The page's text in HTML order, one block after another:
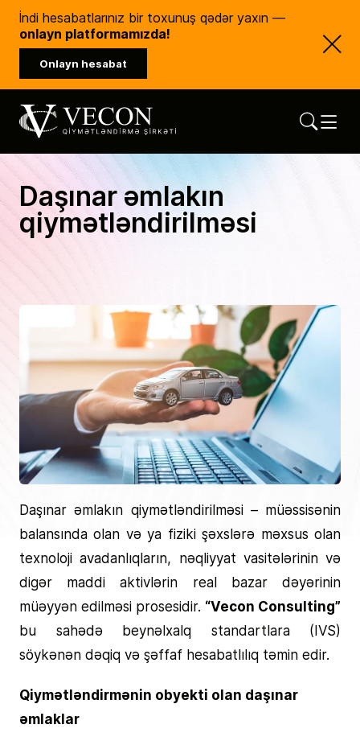
İndi hesabatlarınız bir toxunuş qədər yaxın —
onlayn platformamızda!
Onlayn hesabat
Vecon Consulting
Daşınar əmlakın
qiymətləndirilməsi
Daşınar əmlakın qiymətləndirilməsi – müəssisənin
balansında olan və ya fiziki şəxslərə məxsus olan
texnoloji avadanlıqların, nəqliyyat vasitələrinin və
digər maddi aktivlərin real bazar dəyərinin
müəyyən edilməsi prosesidir. “Vecon Consulting”
bu sahədə beynəlxalq standartlara (IVS)
söykənən dəqiq və şəffaf hesabatlılıq təmin edir.
Qiymətləndirmənin obyekti olan daşınar
əmlaklar